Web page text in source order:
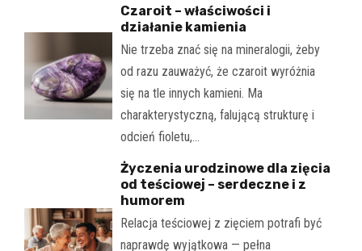
Czaroit – właściwości i
działanie kamienia
Nie trzeba znać się na mineralogii, żeby
od razu zauważyć, że czaroit wyróżnia
się na tle innych kamieni. Ma
charakterystyczną, falującą strukturę i
odcień fioletu,…
Życzenia urodzinowe dla zięcia
od teściowej – serdeczne i z
humorem
Relacja teściowej z zięciem potrafi być
naprawdę wyjątkowa — pełna